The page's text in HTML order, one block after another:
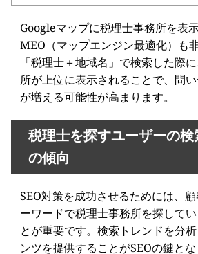
Googleマップに税理士事務所を表
MEO（マップエンジン最適化）も
「税理士＋地域名」で検索した際
所が上位に表示されることで、問
が増える可能性が高まります。
税理士を探すユーザーの
の傾向
SEO対策を成功させるためには、
ーワードで税理士事務所を探して
とが重要です。検索トレンドを分
ンツを提供することがSEOの鍵とな